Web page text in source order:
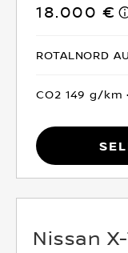
18.000 €
ROTALNORD
CO2 149 g/km
Nissan